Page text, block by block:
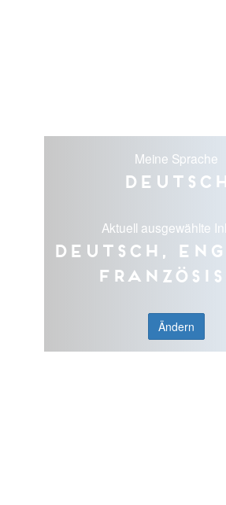
Meine Sprache
Deutsch
Aktuell ausgewählte
Deutsch,
Ändern